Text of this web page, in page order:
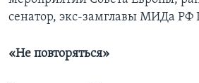
сенатор, экс-замглавы МИДа РФ
«Не повторяться»